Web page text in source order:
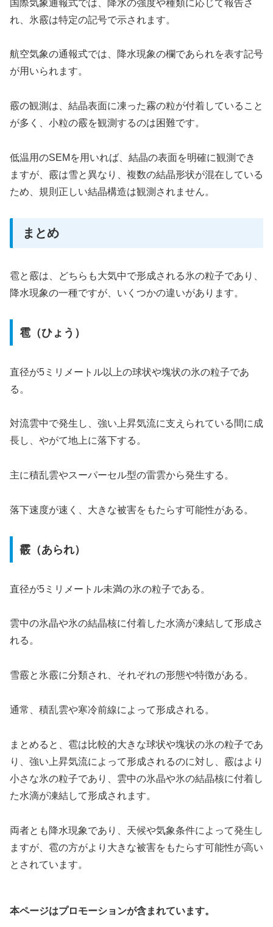
国際気象通報式では、降水の強度や種類に応じて報告さ
れ、氷霰は特定の記号で示されます。
航空気象の通報式では、降水現象の欄であられを表す記号
が用いられます。
霰の観測は、結晶表面に凍った霧の粒が付着していること
が多く、小粒の霰を観測するのは困難です。
低温用のSEMを用いれば、結晶の表面を明確に観測でき
ますが、霰は雪と異なり、複数の結晶形状が混在している
ため、規則正しい結晶構造は観測されません。
まとめ
雹と霰は、どちらも大気中で形成される氷の粒子であり、
降水現象の一種ですが、いくつかの違いがあります。
雹（ひょう）
直径が5ミリメートル以上の球状や塊状の氷の粒子であ
る。
対流雲中で発生し、強い上昇気流に支えられている間に成
長し、やがて地上に落下する。
主に積乱雲やスーパーセル型の雷雲から発生する。
落下速度が速く、大きな被害をもたらす可能性がある。
霰（あられ）
直径が5ミリメートル未満の氷の粒子である。
雲中の氷晶や氷の結晶核に付着した水滴が凍結して形成さ
れる。
雪霰と氷霰に分類され、それぞれの形態や特徴がある。
通常、積乱雲や寒冷前線によって形成される。
まとめると、雹は比較的大きな球状や塊状の氷の粒子であ
り、強い上昇気流によって形成されるのに対し、霰はより
小さな氷の粒子であり、雲中の氷晶や氷の結晶核に付着し
た水滴が凍結して形成されます。
両者とも降水現象であり、天候や気象条件によって発生し
ますが、雹の方がより大きな被害をもたらす可能性が高い
とされています。
本ページはプロモーションが含まれています。